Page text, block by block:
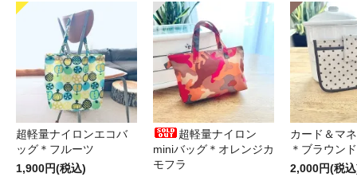
超軽量ナイロンエコバ
ッグ＊フルーツ
1,900円(税込)
超軽量ナイロン
miniバッグ＊オレンジカ
モフラ
カード＆マ
＊ブラウン
2,000円(税